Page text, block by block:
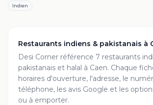
Indien
Restaurants indiens & pakistanais à
Desi Corner référence 7 restaurants
pakistanais et halal à Caen. Chaque
horaires d'ouverture, l'adresse, le
téléphone, les avis Google et les
ou à emporter.